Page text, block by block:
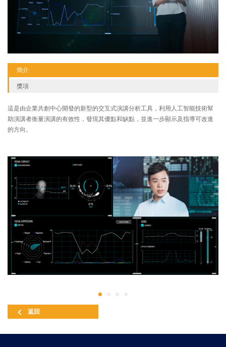
簡介
獎項
這是由企業共創中心開發的新型的交互式演講分析工具，利用人工智能技術幫
助演講者衡量演講的有效性，發現其優點和缺點，並進一步顯示及指導可改進
的方向。
返回